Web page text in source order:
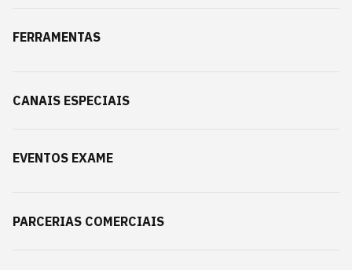
FERRAMENTAS
CANAIS ESPECIAIS
EVENTOS EXAME
PARCERIAS COMERCIAIS